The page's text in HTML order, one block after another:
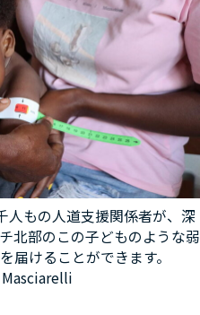
人もの人道支援関係者が、深
北部のこの子どものような弱
届けることができます。